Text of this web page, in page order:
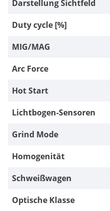
Darstellung Sichtfeld
Duty cycle [%]
MIG/MAG
Arc Force
Hot Start
Lichtbogen-Sensoren
Grind Mode
Homogenität
Schweißwagen
Optische Klasse